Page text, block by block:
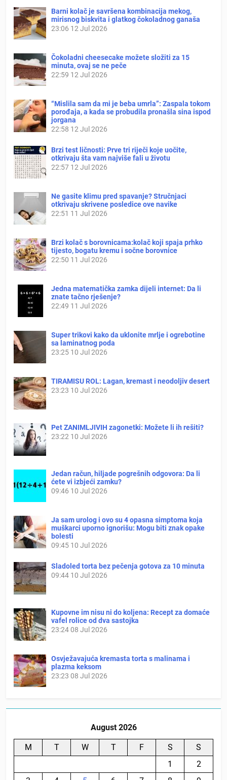
Barni kolač je savršena kombinacija mekog,
mirisnog biskvita i glatkog čokoladnog ganaša
23:06 12 Jul 2026
Čokoladni cheesecake možete složiti za 15
minuta, ovaj se ne peče
22:59 12 Jul 2026
“Mislila sam da mi je beba umrla”: Zaspala tokom
porođaja, a kada se probudila pronašla sina ispod
jorgana
22:58 12 Jul 2026
Brzi test ličnosti: Prve tri riječi koje uočite,
otkrivaju šta vam najviše fali u životu
22:57 12 Jul 2026
Ne gasite klimu pred spavanje? Stručnjaci
otkrivaju skrivene posledice ove navike
22:51 11 Jul 2026
Brzi kolač s borovnicama:kolač koji spaja prhko
tijesto, bogatu kremu i sočne borovnice
22:50 11 Jul 2026
Jedna matematička zamka dijeli internet: Da li
znate tačno rješenje?
22:49 11 Jul 2026
Super trikovi kako da uklonite mrlje i ogrebotine
sa laminatnog poda
23:25 10 Jul 2026
TIRAMISU ROL: Lagan, kremast i neodoljiv desert
23:23 10 Jul 2026
Pet ZANIMLJIVIH zagonetki: Možete li ih rešiti?
23:22 10 Jul 2026
Jedan račun, hiljade pogrešnih odgovora: Da li
ćete vi izbjeći zamku?
09:46 10 Jul 2026
Ja sam urolog i ovo su 4 opasna simptoma koja
muškarci uporno ignorišu: Mogu biti znak opake
bolesti
09:45 10 Jul 2026
Sladoled torta bez pečenja gotova za 10 minuta
09:44 10 Jul 2026
Kupovne im nisu ni do koljena: Recept za domaće
vafel rolice od dva sastojka
23:2408 Jul 2026
Osvježavajuća kremasta torta s malinama i
plazma keksom
23:23 08 Jul 2026
August 2026
M T W T F S
S
1
2